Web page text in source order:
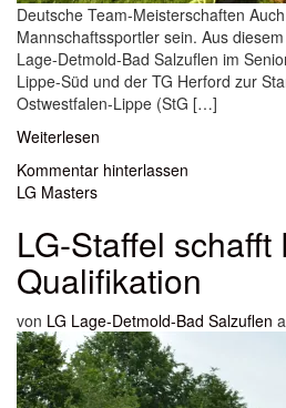
Deutsche Team-Meisterschaften
Mannschaftssportler sein. Aus
Lage-Detmold-Bad Salzuflen im
Lippe-Süd und der TG Herford zur
Ostwestfalen-Lippe (StG […]
Weiterlesen
Kommentar hinterlassen
LG Masters
LG-Staffel schafft
Qualifikation
von LG Lage-Detmold-Bad Salzuflen